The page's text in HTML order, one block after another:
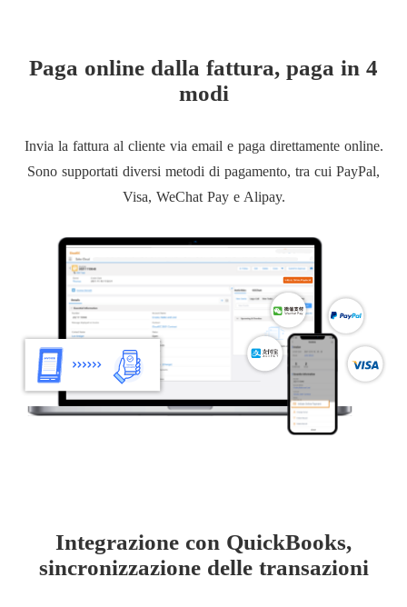
Paga online dalla fattura, paga in 4
modi
Invia la fattura al cliente via email e paga direttamente online.
Sono supportati diversi metodi di pagamento, tra cui PayPal,
Visa, WeChat Pay e Alipay.
Integrazione con QuickBooks,
sincronizzazione delle transazioni